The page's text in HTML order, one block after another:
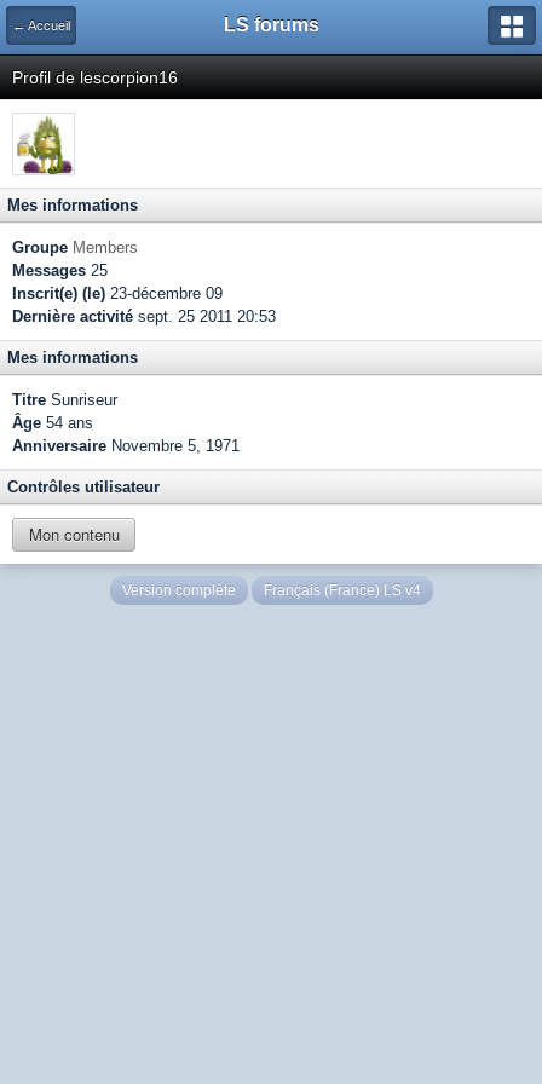
← Accueil LS forums
Profil de lescorpion16
Mes informations
Groupe Members
Messages 25
Inscrit(e) (le) 23-décembre 09
Dernière activité sept. 25 2011 20:53
Mes informations
Titre Sunriseur
Âge 54 ans
Anniversaire Novembre 5, 1971
Contrôles utilisateur
Mon contenu
Version complète Français (France) LS v4